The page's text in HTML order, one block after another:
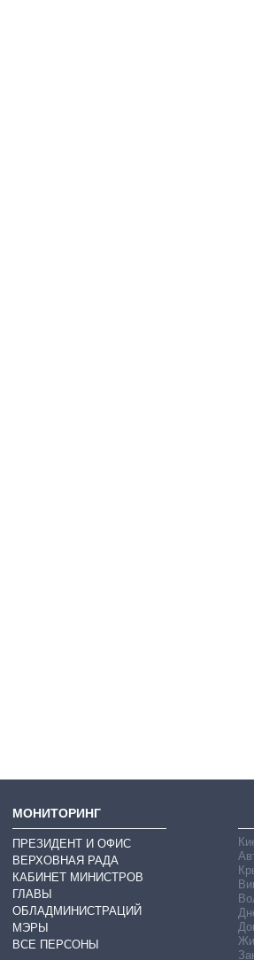
МОНИТОРИНГ
ПРЕЗИДЕНТ И ОФИС
ВЕРХОВНАЯ РАДА
КАБИНЕТ МИНИСТРОВ
ГЛАВЫ
ОБЛАДМИНИСТРАЦИЙ
МЭРЫ
ВСЕ ПЕРСОНЫ